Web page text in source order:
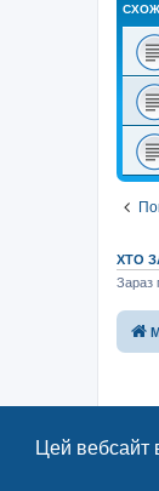
Цей вебсайт
ХТО
Зараз